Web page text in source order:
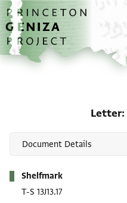
Skip to main content
home
Letter
Shelfmark
T-S 13J13.17